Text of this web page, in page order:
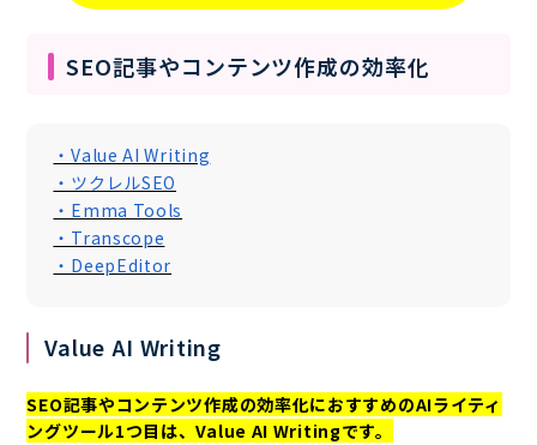
SEO記事やコンテンツ作成の効率化
・Value AI Writing
・ツクレルSEO
・Emma Tools
・Transcope
・DeepEditor
Value AI Writing
SEO記事やコンテンツ作成の効率化におすすめのAIライティ
ングツール1つ目は、Value AI Writingです。